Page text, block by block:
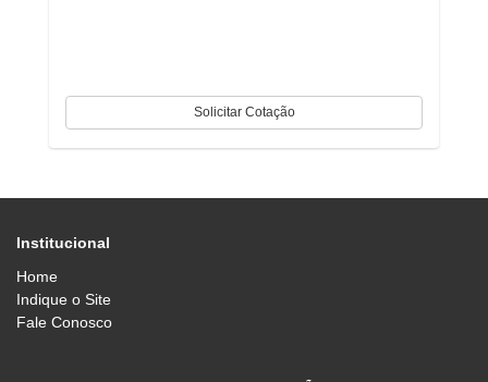
Institucional
Home
Indique o Site
Fale Conosco